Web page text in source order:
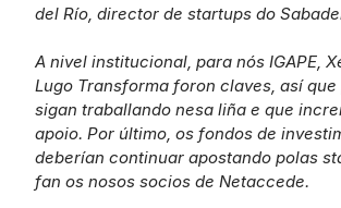
del Río, director de startups do
A nivel institucional, para nós IGAPE,
Lugo Transforma foron claves, así
sigan traballando nesa liña e que
apoio. Por último, os fondos de
deberían continuar apostando polas
fan os nosos socios de Netaccede.